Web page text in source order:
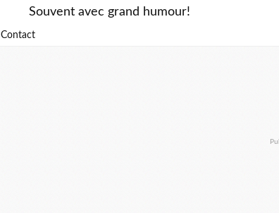
Souvent avec grand humour!
Contact